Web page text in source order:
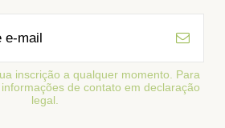
inscrição a qualquer momento. Para
de contato em declaração
legal.